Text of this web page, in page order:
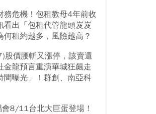
務危機！包租教母4年前收
看出「包租代管龍頭岌岌
何租約越多，風險越高？
股價腰斬又漲停，該賣還
金龍預言重演華城狂飆走
間曝光」！群創、南亞科
8/11台北大巨蛋登場！